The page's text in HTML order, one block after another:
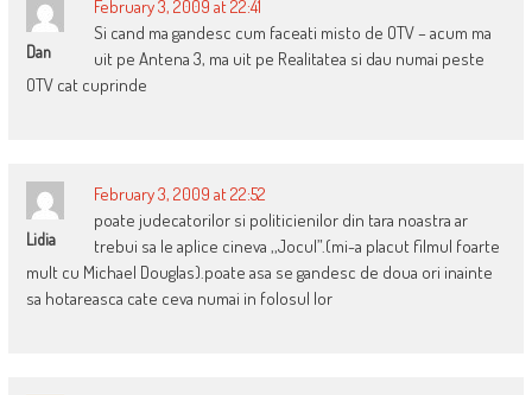
Dan
February 3, 2009 at 22:41
Si cand ma gandesc cum faceati misto de OTV – acum ma
uit pe Antena 3, ma uit pe Realitatea si dau numai peste
OTV cat cuprinde
Lidia
February 3, 2009 at 22:52
poate judecatorilor si politicienilor din tara noastra ar
trebui sa le aplice cineva ,,Jocul”.(mi-a placut filmul foarte
mult cu Michael Douglas).poate asa se gandesc de doua ori inainte
sa hotareasca cate ceva numai in folosul lor